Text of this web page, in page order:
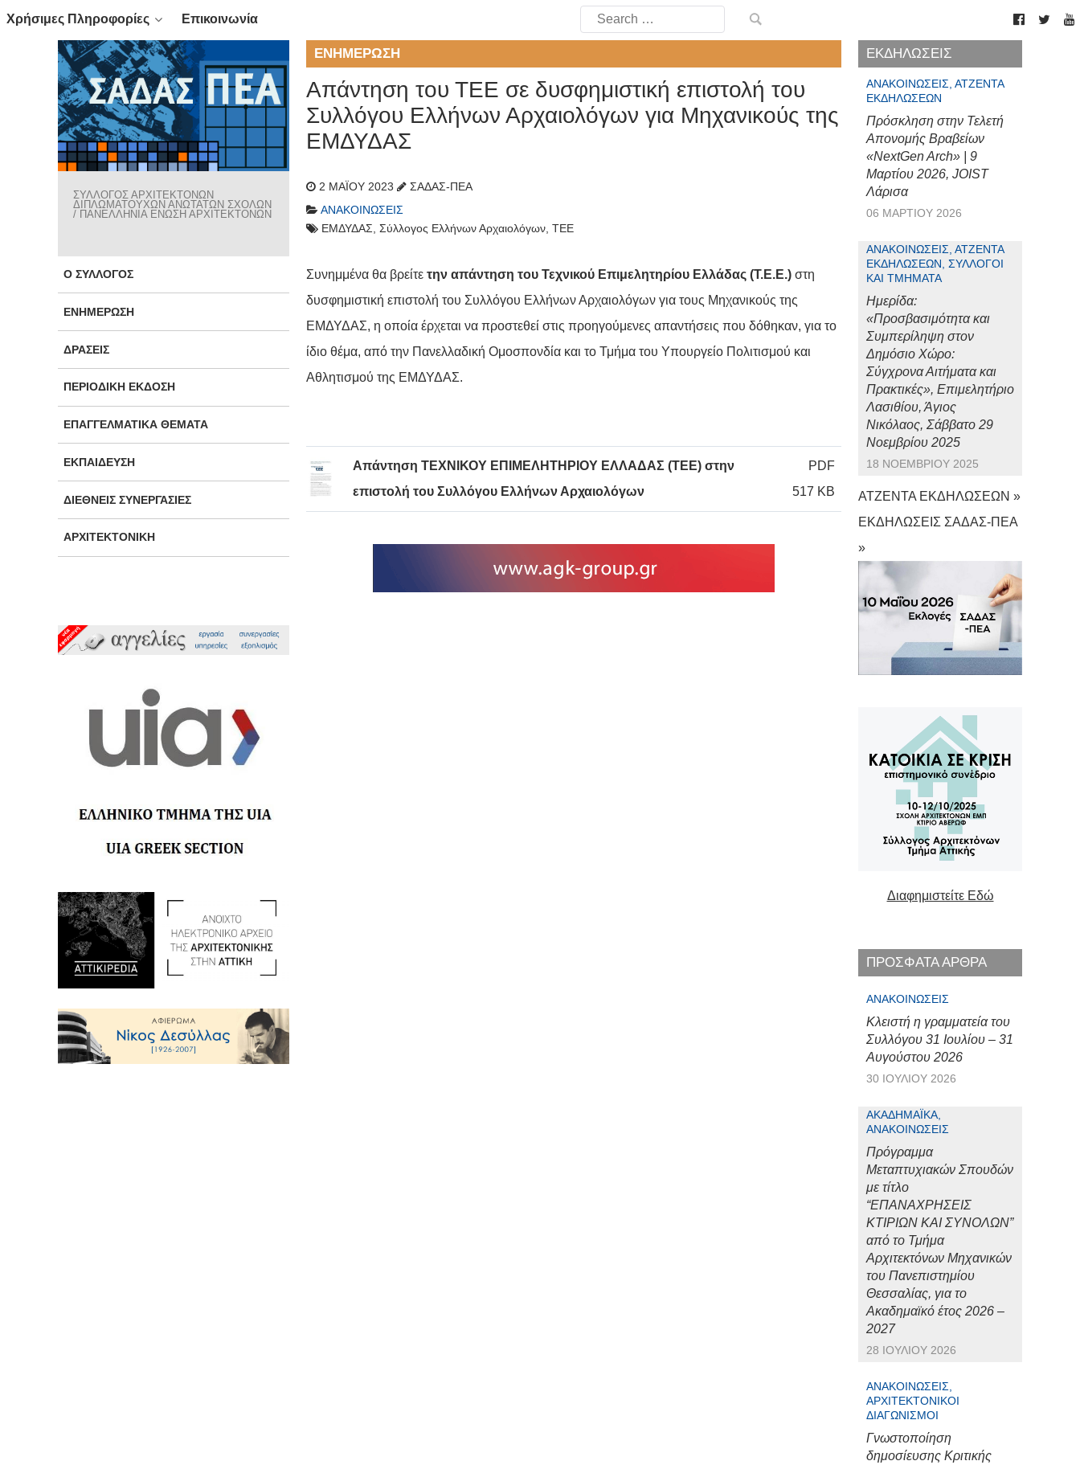
Χρήσιμες Πληροφορίες Επικοινωνία
Search
for:
ΣΥΛΛΟΓΟΣ ΑΡΧΙΤΕΚΤΟΝΩΝ
ΔΙΠΛΩΜΑΤΟΥΧΩΝ ΑΝΩΤΑΤΩΝ ΣΧΟΛΩΝ
/ ΠΑΝΕΛΛΗΝΙΑ ΕΝΩΣΗ ΑΡΧΙΤΕΚΤΟΝΩΝ
Ο ΣΎΛΛΟΓΟΣ
ΕΝΗΜΈΡΩΣΗ
ΔΡΆΣΕΙΣ
ΠΕΡΙΟΔΙΚΉ ΈΚΔΟΣΗ
ΕΠΑΓΓΕΛΜΑΤΙΚΆ ΘΈΜΑΤΑ
ΕΚΠΑΊΔΕΥΣΗ
ΔΙΕΘΝΕΊΣ ΣΥΝΕΡΓΑΣΊΕΣ
ΑΡΧΙΤΕΚΤΟΝΙΚΉ
ΕΝΗΜΈΡΩΣΗ
Απάντηση του ΤΕΕ σε δυσφημιστική επιστολή του
Συλλόγου Ελλήνων Αρχαιολόγων για Μηχανικούς της
ΕΜΔΥΔΑΣ
2 ΜΑΪ́ΟΥ 2023
ΣΑΔΑΣ-ΠΕΑ
ΑΝΑΚΟΙΝΏΣΕΙΣ
ΕΜΔΥΔΑΣ, Σύλλογος Ελλήνων Αρχαιολόγων, ΤΕΕ
Συνημμένα θα βρείτε την απάντηση του Τεχνικού Επιμελητηρίου Ελλάδας (Τ.Ε.Ε.)στη
δυσφημιστική επιστολή του Συλλόγου Ελλήνων Αρχαιολόγων για τους Μηχανικούς της
ΕΜΔΥΔΑΣ, η οποία έρχεται να προστεθεί στις προηγούμενες απαντήσεις που δόθηκαν, για το
ίδιο θέμα, από την Πανελλαδική Ομοσπονδία και το Τμήμα του Υπουργείο Πολιτισμού και
Αθλητισμού της ΕΜΔΥΔΑΣ.
Απάντηση ΤΕΧΝΙΚΟΥ ΕΠΙΜΕΛΗΤΗΡΙΟΥ ΕΛΛΑΔΑΣ (ΤΕΕ) στην
επιστολή του Συλλόγου Ελλήνων Αρχαιολόγων
PDF
517 KB
ΕΚΔΗΛΩΣΕΙΣ
ΑΝΑΚΟΙΝΏΣΕΙΣ, ΑΤΖΈΝΤΑ
ΕΚΔΗΛΏΣΕΩΝ
Πρόσκληση στην Τελετή
Απονομής Βραβείων
«NextGen Arch» | 9
Μαρτίου 2026, JOIST
Λάρισα
06 ΜΑΡΤΊΟΥ 2026
ΑΝΑΚΟΙΝΏΣΕΙΣ, ΑΤΖΈΝΤΑ
ΕΚΔΗΛΏΣΕΩΝ, ΣΎΛΛΟΓΟΙ
ΚΑΙ ΤΜΉΜΑΤΑ
Ημερίδα:
«Προσβασιμότητα και
Συμπερίληψη στον
Δημόσιο Χώρο:
Σύγχρονα Αιτήματα και
Πρακτικές», Επιμελητήριο
Λασιθίου, Άγιος
Νικόλαος, Σάββατο 29
Νοεμβρίου 2025
18 ΝΟΕΜΒΡΊΟΥ 2025
ΑΤΖΕΝΤΑ ΕΚΔΗΛΩΣΕΩΝ »
ΕΚΔΗΛΩΣΕΙΣ ΣΑΔΑΣ-ΠΕΑ
»
Διαφημιστείτε Εδώ
ΠΡΟΣΦΑΤΑ ΑΡΘΡΑ
ΑΝΑΚΟΙΝΏΣΕΙΣ
Κλειστή η γραμματεία του
Συλλόγου 31 Ιουλίου – 31
Αυγούστου 2026
30 ΙΟΥΛΊΟΥ 2026
ΑΚΑΔΗΜΑΪΚΆ,
ΑΝΑΚΟΙΝΏΣΕΙΣ
Πρόγραμμα
Μεταπτυχιακών Σπουδών
με τίτλο
“ΕΠΑΝΑΧΡΗΣΕΙΣ
ΚΤΙΡΙΩΝ ΚΑΙ ΣΥΝΟΛΩΝ”
από το Τμήμα
Αρχιτεκτόνων Μηχανικών
του Πανεπιστημίου
Θεσσαλίας, για το
Ακαδημαϊκό έτος 2026 –
2027
28 ΙΟΥΛΊΟΥ 2026
ΑΝΑΚΟΙΝΏΣΕΙΣ,
ΑΡΧΙΤΕΚΤΟΝΙΚΟΊ
ΔΙΑΓΩΝΙΣΜΟΊ
Γνωστοποίηση
δημοσίευσης Κριτικής